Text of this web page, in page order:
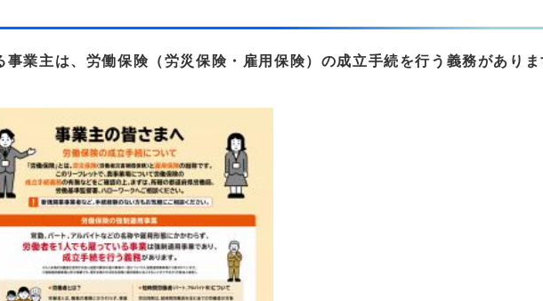
業主は、労働保険（労災保険・雇用保険）の成立手続を行う義務がありま